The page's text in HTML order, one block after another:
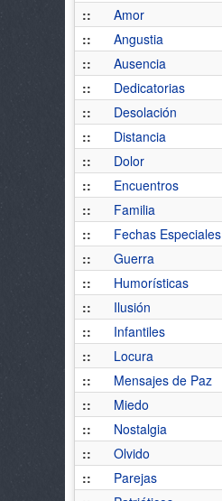
::
Amor
::
Angustia
::
Ausencia
::
Dedicatorias
::
Desolación
::
Distancia
::
Dolor
::
Encuentros
::
Familia
::
Fechas Especiales
::
Guerra
::
Humorísticas
::
Ilusión
::
Infantiles
::
Locura
::
Mensajes de Paz
::
Miedo
::
Nostalgia
::
Olvido
::
Parejas